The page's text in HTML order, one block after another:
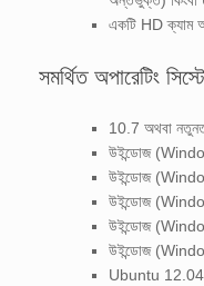
একটি HD ক্যাম
সমর্থিত অপারেটিং
10.7 অথবা
উইন্ডোজ
উইন্ডোজ
উইন্ডোজ
উইন্ডোজ
উইন্ডোজ
Ubuntu 12.04